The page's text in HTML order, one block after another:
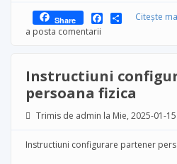
Share Facebook
Share
Citește
a posta comentarii
Instructiuni
persoana fizica
Trimis de admin la Mie, 2025-01-
Instructiuni configurare partener